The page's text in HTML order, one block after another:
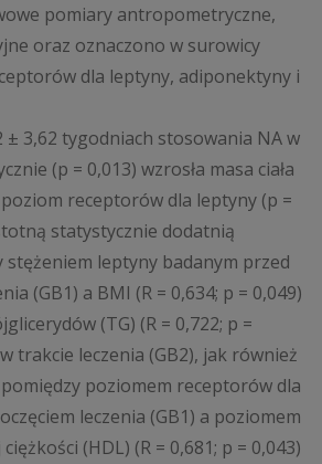
pomiary antropometryczne,
oraz oznaczono w surowicy
dla leptyny, adiponektyny i
± 3,62 tygodniach stosowania NA w
(p = 0,013) wzrosła masa ciała
receptorów dla leptyny (p =
statystycznie dodatnią
stężeniem leptyny badanym przed
(GB1) a BMI (R = 0,634; p = 0,049)
(TG) (R = 0,722; p =
trakcie leczenia (GB2), jak również
poziomem receptorów dla
leczenia (GB1) a poziomem
(HDL) (R = 0,681; p = 0,043)